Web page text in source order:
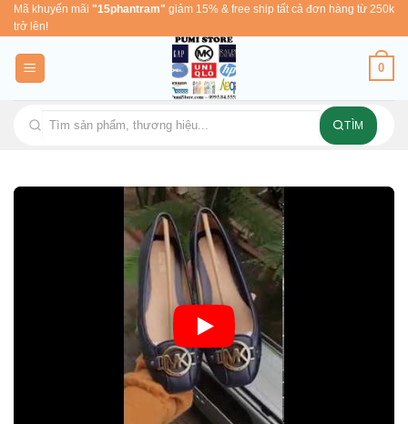
Skip
to
content
Mã khuyến mãi "15phantram" giảm 15% & free ship tất cả đơn hàng từ 250k
trở lên!
0
TÌM